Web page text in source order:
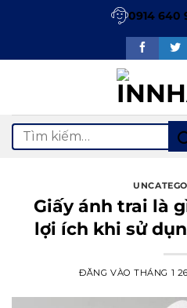
0914 640
Tìm
kiếm:
Giấy ánh trai là
lợi ích khi sử
ĐĂNG VÀOTHÁNG 1